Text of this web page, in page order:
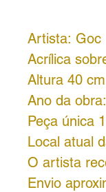
Artista: Goc
Acrílica
Altura 40
Ano da
Peça única
Local atual
O artista
Envio